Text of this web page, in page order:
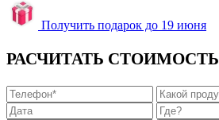
Получить подарок до 19 июня
РАСЧИТАТЬ СТОИМОСТЬ